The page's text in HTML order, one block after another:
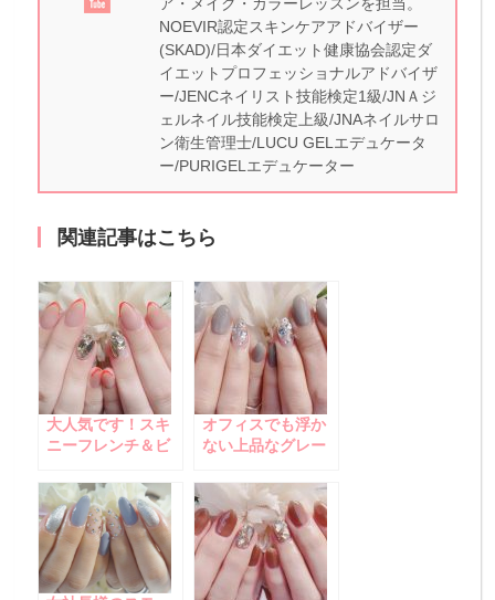
NOEVIR認定スキンケアアドバイザー
(SKAD)/日本ダイエット健康協会認定ダ
イエットプロフェッショナルアドバイザ
ー/JENCネイリスト技能検定1級/JNＡジ
ェルネイル技能検定上級/JNAネイルサロ
ン衛生管理士/LUCU GELエデュケータ
ー/PURIGELエデュケーター
関連記事はこちら
大人気です！スキ
ニーフレンチ＆ビ
オフィスでも浮か
ない上品なグレー
ーネイル